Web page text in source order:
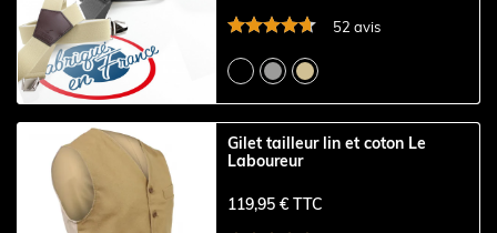
52 avis
Gilet tailleur lin et coton Le
Laboureur
119,95 € TTC